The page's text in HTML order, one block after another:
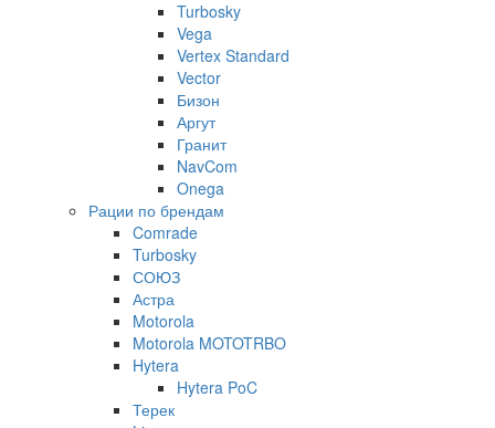
Turbosky
Vega
Vertex Standard
Vector
Бизон
Аргут
Гранит
NavCom
Onega
Рации по брендам
Comrade
Turbosky
СОЮЗ
Астра
Motorola
Motorola MOTOTRBO
Hytera
Hytera PoC
Терек